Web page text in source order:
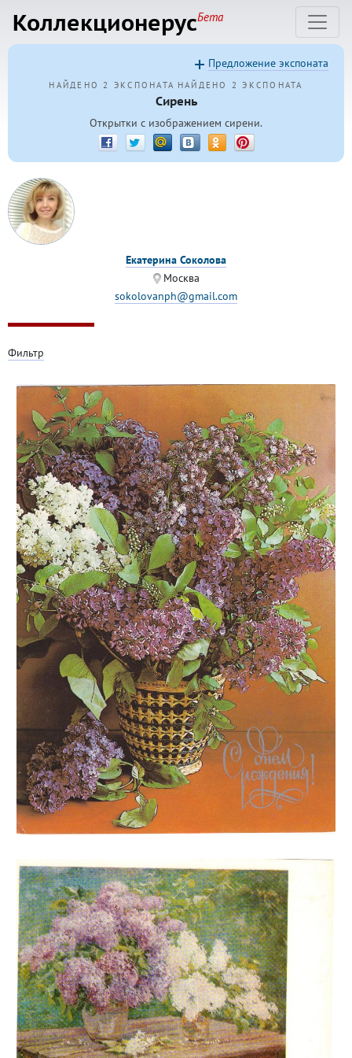
КоллекционерусБета
НАЙДЕНО 2 ЭКСПОНАТА НАЙДЕНО 2 ЭКСПОНАТА
Сирень
Открытки с изображением сирени.
Предложение экспоната
Екатерина Соколова
Москва
sokolovanph@gmail.com
Фильтр